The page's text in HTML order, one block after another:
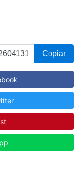
Copiar